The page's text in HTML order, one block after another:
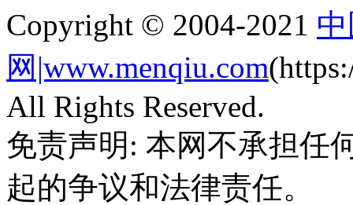
Copyright © 2004-2021
网|www.menqiu.com
All Rights Reserved.
免责声明: 本网不承担任
起的争议和法律责任。